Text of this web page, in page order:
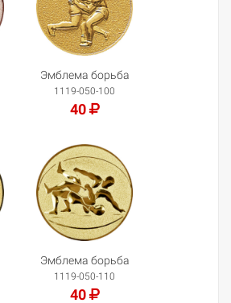
Эмблема борьба
1119-050-100
40
Добавить в корзину
Эмблема борьба
1119-050-110
40